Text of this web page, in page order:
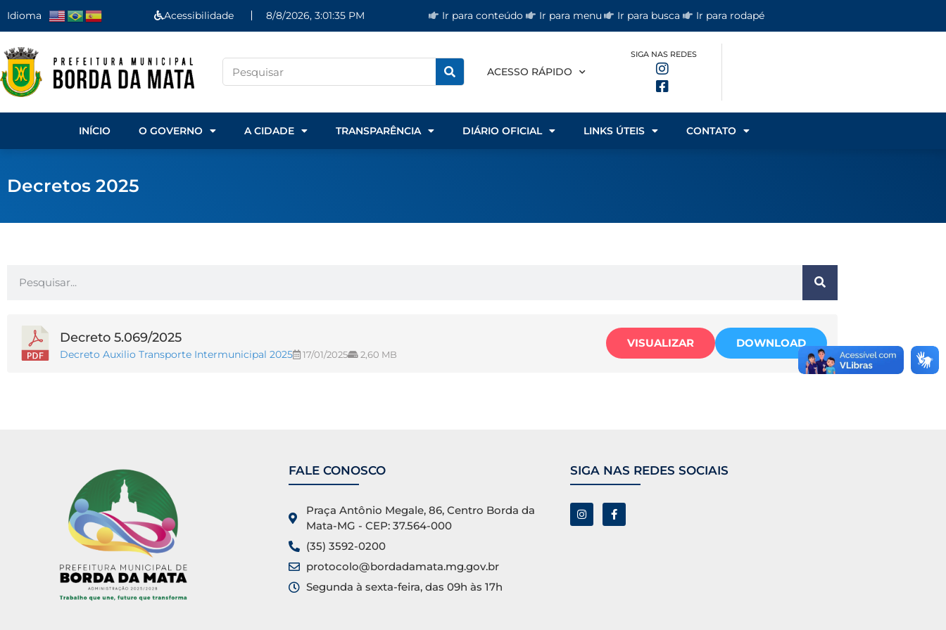
Idioma Acessibilidade 8/8/2026, 3:01:35 PM Ir para conteúdo Ir para menu Ir para busca Ir para rodapé
ACESSO RÁPIDO
SIGA NAS REDES
INÍCIO O GOVERNO A CIDADE TRANSPARÊNCIA DIÁRIO OFICIAL LINKS ÚTEIS CONTATO
Decretos 2025
Decreto 5.069/2025
Decreto Auxilio Transporte Intermunicipal 2025 17/01/2025 2,60 MB
VISUALIZAR DOWNLOAD
FALE CONOSCO
Praça Antônio Megale, 86, Centro Borda da
Mata-MG - CEP: 37.564-000
(35) 3592-0200
protocolo@bordadamata.mg.gov.br
Segunda à sexta-feira, das 09h às 17h
SIGA NAS REDES SOCIAIS